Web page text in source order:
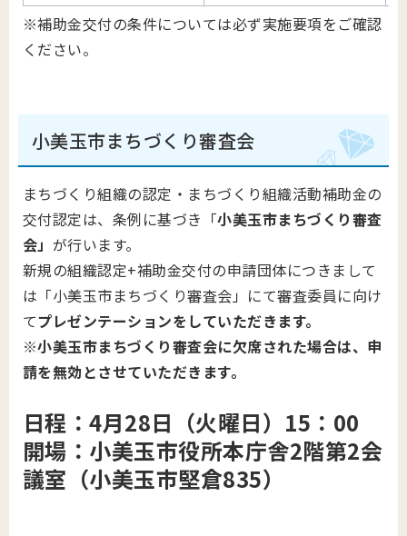
※補助金交付の条件については必ず実施要項をご確認
ください。
小美玉市まちづくり審査会
まちづくり組織の認定・まちづくり組織活動補助金の
交付認定は、条例に基づき「小美玉市まちづくり審査
会」 が行います。
新規の組織認定+補助金交付の申請団体につきまして
は「小美玉市まちづくり審査会」にて審査委員に向け
てプレゼンテーションをしていただきます。
※小美玉市まちづくり審査会に欠席された場合は、申
請を無効とさせていただきます。
日程：4月28日（火曜日）15：00
開場：小美玉市役所本庁舎2階第2会
議室（小美玉市堅倉835）